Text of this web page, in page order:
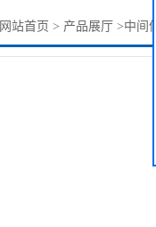
网站首页 > 产品展厅 >中间体